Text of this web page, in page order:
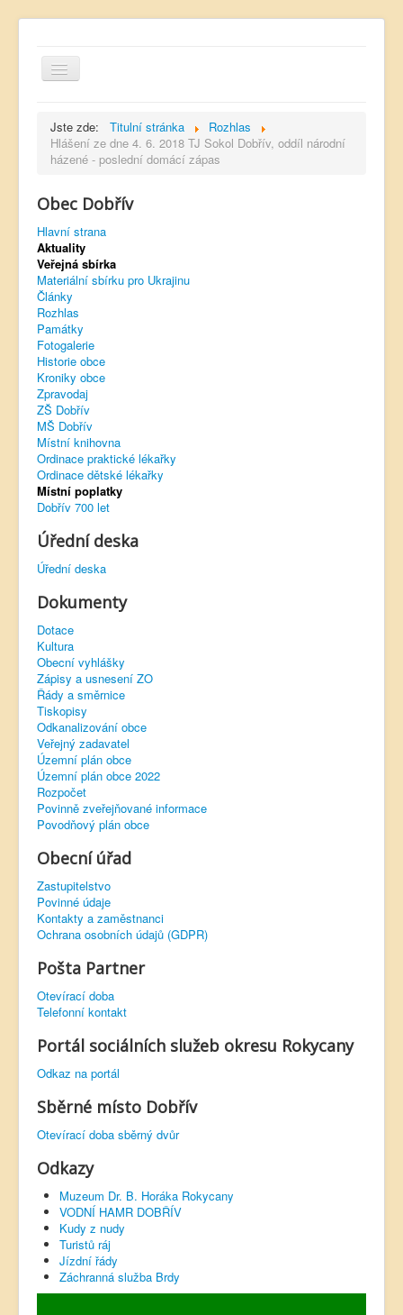
Kontakt
Úřední deska
Dobřívský zpravodaj
Rozhlas
Sokol Dobřív
Ubytování
Obec Pavlovsko
Virtuální prohlídka
Jste zde: Titulní stránka
Rozhlas
Hlášení ze dne 4. 6. 2018 TJ Sokol Dobřív, oddíl národní
házené - poslední domácí zápas
Obec Dobřív
Hlavní strana
Aktuality
Veřejná sbírka
Materiální sbírku pro Ukrajinu
Články
Rozhlas
Památky
Fotogalerie
Historie obce
Kroniky obce
Zpravodaj
ZŠ Dobřív
MŠ Dobřív
Místní knihovna
Ordinace praktické lékařky
Ordinace dětské lékařky
Místní poplatky
Dobřív 700 let
Úřední deska
Úřední deska
Dokumenty
Dotace
Kultura
Obecní vyhlášky
Zápisy a usnesení ZO
Řády a směrnice
Tiskopisy
Odkanalizování obce
Veřejný zadavatel
Územní plán obce
Územní plán obce 2022
Rozpočet
Povinně zveřejňované informace
Povodňový plán obce
Obecní úřad
Zastupitelstvo
Povinné údaje
Kontakty a zaměstnanci
Ochrana osobních údajů (GDPR)
Pošta Partner
Otevírací doba
Telefonní kontakt
Portál sociálních služeb okresu Rokycany
Odkaz na portál
Sběrné místo Dobřív
Otevírací doba sběrný dvůr
Odkazy
Muzeum Dr. B. Horáka Rokycany
VODNÍ HAMR DOBŘÍV
Kudy z nudy
Turistů ráj
Jízdní řády
Záchranná služba Brdy